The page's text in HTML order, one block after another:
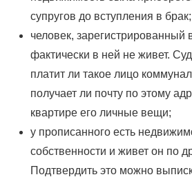
супругов до вступления в брак;
человек, зарегистрированный
фактически в ней не живет.
платит ли такое лицо
получает ли почту по этому
квартире его личные вещи;
у прописанного есть
собственности и живет он по
Подтвердить это можно